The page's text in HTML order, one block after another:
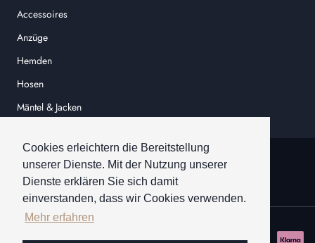
Cookies erleichtern die Bereitstellung
unserer Dienste. Mit der Nutzung unserer
Dienste erklären Sie sich damit
einverstanden, dass wir Cookies verwenden.
Mehr erfahren
Accessoires
Anzüge
Hemden
Hosen
Mäntel & Jacken
© HEINER SCHNEIDER